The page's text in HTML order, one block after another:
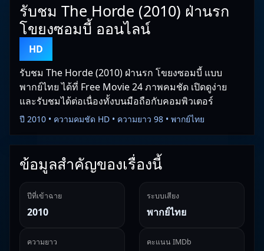
รับชม The Horde (2010) ฝ่านรก
โขยงซอมบี้ ออนไลน์
HD
รับชม The Horde (2010) ฝ่านรก โขยงซอมบี้ แบบ
พากย์ไทย ได้ที่ Free Movie 24 ภาพคมชัด เปิดดูง่าย
และรับชมได้ต่อเนื่องทั้งบนมือถือกับคอมพิวเตอร์
ปี 2010 • ความคมชัด HD • ความยาว 98 • พากย์ไทย
ข้อมูลสำคัญของเรื่องนี้
ปีที่เข้าฉาย
2010
ระบบเสียง
พากย์ไทย
ความยาว คะแนน IMDb